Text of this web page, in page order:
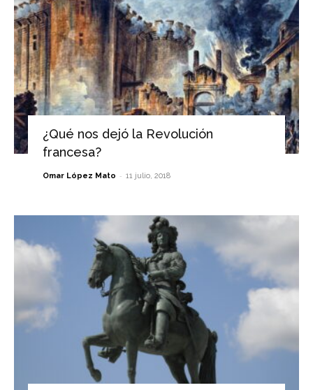
¿Qué nos dejó la Revolución
francesa?
Omar López Mato - 11 julio, 2018